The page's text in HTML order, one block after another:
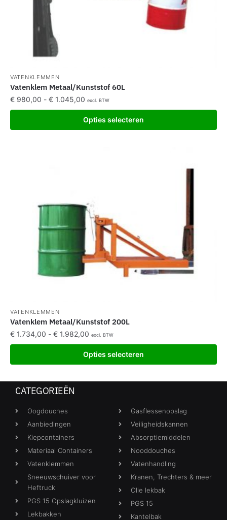
VATENKLEMMEN
Vatenklem Metaal/Kunststof 60L
€ 980,00 - € 1.045,00 excl. BTW
Opties selecteren
VATENKLEMMEN
Vatenklem Metaal/Kunststof 200L
€ 1.734,00 - € 1.982,00 excl. BTW
Opties selecteren
CATEGORIEËN
Oogdouches
Aanbiedingen
Kiepcontainers
Materiaal Containers
Vatenklemmen
Sneeuwschuiver voor
Heftruck
PGS 15 Opslagkluizen
Lekbakken
Gasflessenopslag
Veiligheidskannen
Absorptiemiddelen
Nooddouches
Vatenhandling
Kranen, Trechters & meer
Olie lekbak
PGS 15
Kantelbak